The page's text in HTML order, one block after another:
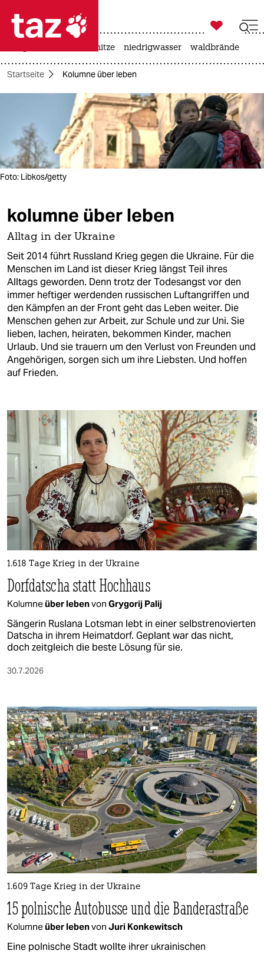
 taz zahl ich
taz zahl ich
politik
öko
gesellschaft
kultur
sport
berlin
nord
wahrheit
verlag
verlag
shop
fragen & hilfe
unterstützen
abo
genossenschaft
epaper login

taz zahl ich
hitze niedrigwasser waldbrände
Startseite Kolumne über leben
Foto: Libkos/getty
kolumne über leben
Alltag in der Ukraine
Seit 2014 führt Russland Krieg gegen die Ukraine. Für die
Menschen im Land ist dieser Krieg längst Teil ihres
Alltags geworden. Denn trotz der Todesangst vor den
immer heftiger werdenden russischen Luftangriffen und
den Kämpfen an der Front geht das Leben weiter. Die
Menschen gehen zur Arbeit, zur Schule und zur Uni. Sie
lieben, lachen, heiraten, bekommen Kinder, machen
Urlaub. Und sie trauern um den Verlust von Freunden und
Angehörigen, sorgen sich um ihre Liebsten. Und hoffen
auf Frieden.
1.618 Tage Krieg in der Ukraine
Dorfdatscha statt Hochhaus
Kolumneüber lebenvon Grygorij Palij
Sängerin Ruslana Lotsman lebt in einer selbstrenovierten
Datscha in ihrem Heimatdorf. Geplant war das nicht,
doch zeitgleich die beste Lösung für sie.
30.7.2026
1.609 Tage Krieg in der Ukraine
15 polnische Autobusse und die Banderastraße
Kolumneüber lebenvon Juri Konkewitsch
Eine polnische Stadt wollte ihrer ukrainischen